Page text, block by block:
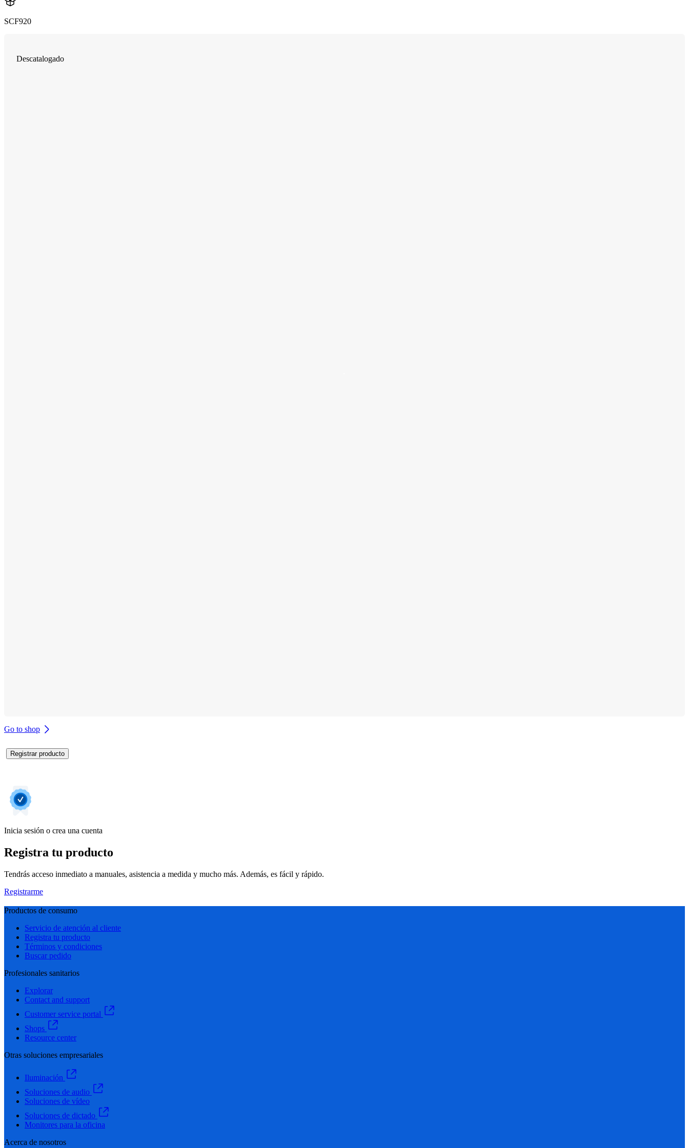
SCF920
Descatalogado
Go to shop
Registrar producto
Inicia sesión o crea una cuenta
Registra tu producto
Tendrás acceso inmediato a manuales, asistencia a medida y mucho más. Además, es fácil y rápido.
Registrarme
Productos de consumo
Servicio de atención al cliente
Registra tu producto
Términos y condiciones
Buscar pedido
Profesionales sanitarios
Explorar
Contact and support
Customer service portal
Shops
Resource center
Otras soluciones empresariales
Iluminación
Soluciones de audio
Soluciones de vídeo
Soluciones de dictado
Monitores para la oficina
Acerca de nosotros